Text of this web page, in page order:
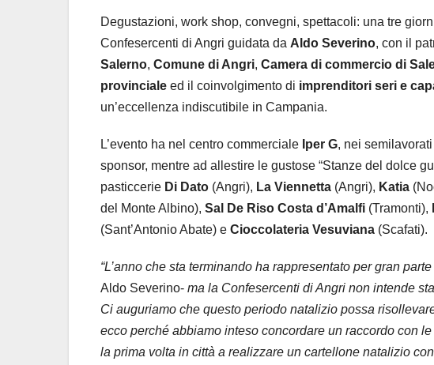
Degustazioni, work shop, convegni, spettacoli: una tre
Confesercenti di Angri guidata da Aldo Severino, con il
Salerno, Comune di Angri, Camera di commercio di
provinciale ed il coinvolgimento di imprenditori seri e
un’eccellenza indiscutibile in Campania.
L’evento ha nel centro commerciale Iper G, nei
sponsor, mentre ad allestire le gustose “Stanze del dolce
pasticcerie Di Dato (Angri), La Viennetta (Angri), Katia
del Monte Albino), Sal De Riso Costa d’Amalfi (Tramonti),
(Sant’Antonio Abate) e Cioccolateria Vesuviana (Scafati).
“L’anno che sta terminando ha rappresentato per gran
Aldo Severino- ma la Confesercenti di Angri non intende
Ci auguriamo che questo periodo natalizio possa
ecco perché abbiamo inteso concordare un raccordo con
la prima volta in città a realizzare un cartellone natalizio